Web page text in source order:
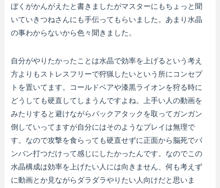
ぼくがかんがえたと書きましたがマスターにもちょっと聞
いていきつねさんにも手伝ってもらいました。あまり水晶
の事わからないから色々聞きました。
自分がやりたかったことは水晶で効率を上げるという考え
方よりもストレスフリーで狩猟したいという所にコンセプ
トを置いてます。コールドベアや漆黒ライオンを狩る時に
どうしても硬直してしまうんですよね。上手い人の動画を
みたりすると避けながらバックアタックを取ってガンガン
倒していってますが自分にはそのようなプレイは無理で
す。なので攻撃を食らっても硬直せずに正面から脳死でバ
ンバン打つだけって感じにしたかったんです。なのでこの
水晶構成は効率を上げたい人には向きません、何も考えず
に動画とか見ながらダラダラやりたい人向けだと思いま